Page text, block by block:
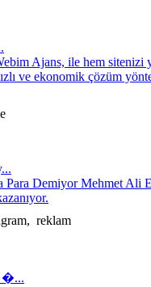
Ajans, ile hem sitenizi
ve ekonomik çözüm
Demiyor Mehmet Ali
reklam
�...